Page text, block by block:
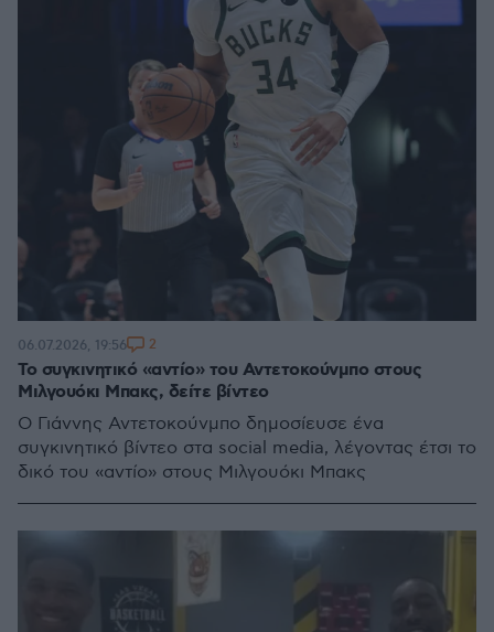
Το συγκινητικό «αντίο» του Αντετοκούνμπο στους
Μιλγουόκι Μπακς, δείτε βίντεο
Ο Γιάννης Αντετοκούνμπο δημοσίευσε ένα
συγκινητικό βίντεο στα social media, λέγοντας έτσι το
δικό του «αντίο» στους Μιλγουόκι Μπακς
06.07.2026, 19:56 2